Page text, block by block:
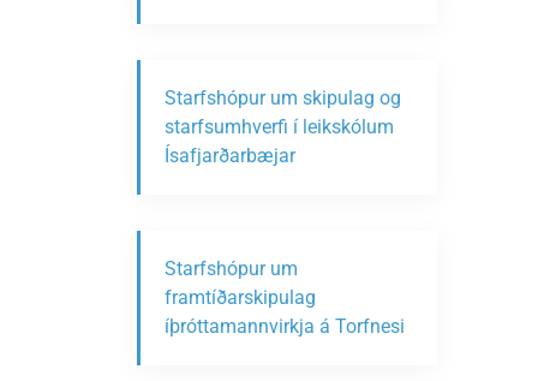
Starfshópur um skipulag og
starfsumhverfi í leikskólum
Ísafjarðarbæjar
Starfshópur um
framtíðarskipulag
íþróttamannvirkja á Torfnesi